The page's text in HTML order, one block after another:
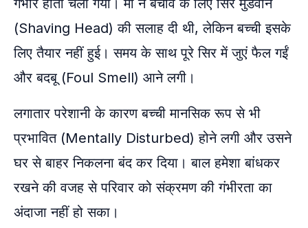
(Shaving Head) की सलाह दी थी, लेकिन बच्ची इसके
लिए तैयार नहीं हुई। समय के साथ पूरे सिर में जुएं फैल गईं
और बदबू (Foul Smell) आने लगी।
लगातार परेशानी के कारण बच्ची मानसिक रूप से भी
प्रभावित (Mentally Disturbed) होने लगी और उसने
घर से बाहर निकलना बंद कर दिया। बाल हमेशा बांधकर
रखने की वजह से परिवार को संक्रमण की गंभीरता का
अंदाजा नहीं हो सका।